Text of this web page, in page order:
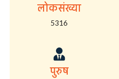
लोकसंख्या
5316
पुरुष